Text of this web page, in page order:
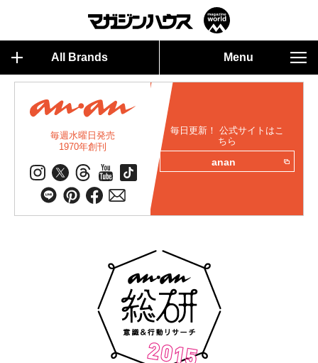
All Brands Menu
毎週水曜日発売
1970年創刊
毎日更新！ 公式サイトはこ
ちら
anan